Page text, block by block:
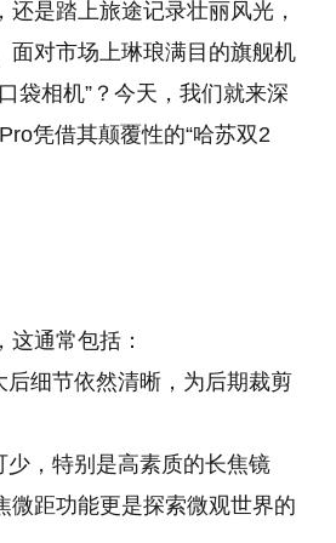
是踏上旅途记录壮丽风光，
面对市场上琳琅满目的旗舰机
袋相机”？今天，我们就来深
凭借其颠覆性的“哈苏双2
通常包括：
细节依然清晰，为后期裁剪
，特别是高素质的长焦镜
微距功能更是探索微观世界的